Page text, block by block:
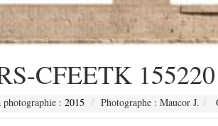
CFEETK 155220
photographie : 2015 Photographe : Maucor J.